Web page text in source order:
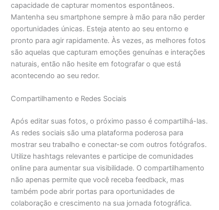
capacidade de capturar momentos espontâneos.
Mantenha seu smartphone sempre à mão para não perder
oportunidades únicas. Esteja atento ao seu entorno e
pronto para agir rapidamente. Às vezes, as melhores fotos
são aquelas que capturam emoções genuínas e interações
naturais, então não hesite em fotografar o que está
acontecendo ao seu redor.
Compartilhamento e Redes Sociais
Após editar suas fotos, o próximo passo é compartilhá-las.
As redes sociais são uma plataforma poderosa para
mostrar seu trabalho e conectar-se com outros fotógrafos.
Utilize hashtags relevantes e participe de comunidades
online para aumentar sua visibilidade. O compartilhamento
não apenas permite que você receba feedback, mas
também pode abrir portas para oportunidades de
colaboração e crescimento na sua jornada fotográfica.